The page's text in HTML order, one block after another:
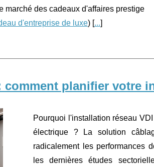
marché des cadeaux d'affaires prestige
d'entreprise de luxe) [...]
comment planifier votre
Pourquoi l'installation réseau
électrique ? La solution
radicalement les performances
les dernières études